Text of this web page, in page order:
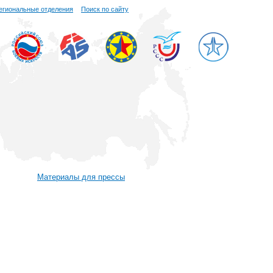
отделения Поиск по сайту
Материалы для прессы